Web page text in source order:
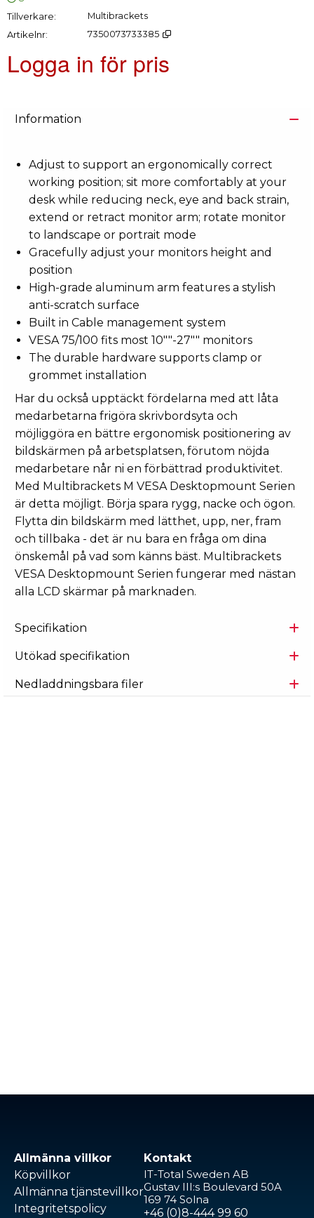
Tillverkare Multibrackets
Artikelnr 7350073733385
Logga in för pris
Information
Adjust to support an ergonomically correct
working position; sit more comfortably at your
desk while reducing neck, eye and back strain,
extend or retract monitor arm; rotate monitor
to landscape or portrait mode
Gracefully adjust your monitors height and
position
High-grade aluminum arm features a stylish
anti-scratch surface
Built in Cable management system
VESA 75/100 fits most 10""-27"" monitors
The durable hardware supports clamp or
grommet installation
Har du också upptäckt fördelarna med att låta
medarbetarna frigöra skrivbordsyta och
möjliggöra en bättre ergonomisk positionering av
bildskärmen på arbetsplatsen, förutom nöjda
medarbetare når ni en förbättrad produktivitet.
Med Multibrackets M VESA Desktopmount Serien
är detta möjligt. Börja spara rygg, nacke och ögon.
Flytta din bildskärm med lätthet, upp, ner, fram
och tillbaka - det är nu bara en fråga om dina
önskemål på vad som känns bäst. Multibrackets
VESA Desktopmount Serien fungerar med nästan
alla LCD skärmar på marknaden.
Specifikation
Utökad specifikation
Nedladdningsbara filer
Allmänna villkor
Köpvillkor
Allmänna tjänstevillkor
Integritetspolicy
Kontakt
IT-Total Sweden AB
Gustav III:s Boulevard 50A
169 74 Solna
+46 (0)8-444 99 60